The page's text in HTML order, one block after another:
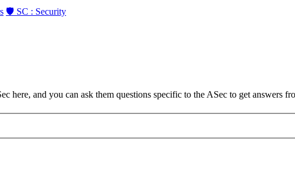
🛡️ SC : Security
and you can ask them questions specific to the ASec to get answers